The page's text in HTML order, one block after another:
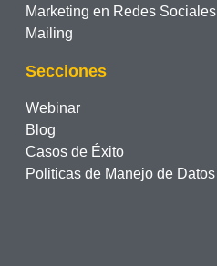
Marketing en Redes Sociales
Mailing
Secciones
Webinar
Blog
Casos de Éxito
Politicas de Manejo de Datos